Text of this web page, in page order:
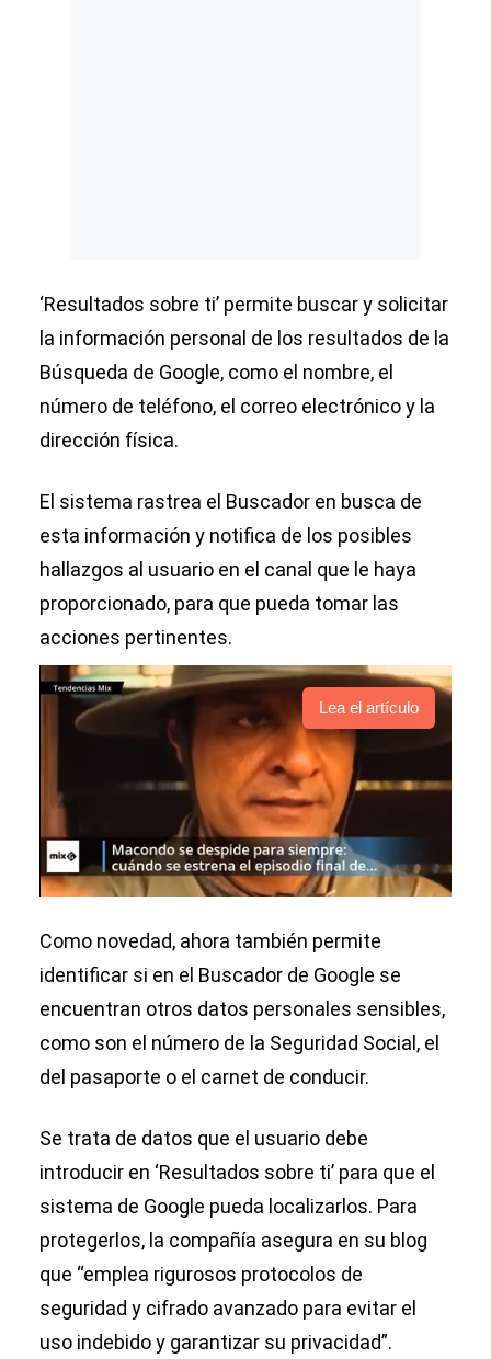
‘Resultados sobre ti’ permite buscar y solicitar
la información personal de los resultados de la
Búsqueda de Google, como el nombre, el
número de teléfono, el correo electrónico y la
dirección física.
El sistema rastrea el Buscador en busca de
esta información y notifica de los posibles
hallazgos al usuario en el canal que le haya
proporcionado, para que pueda tomar las
acciones pertinentes.
Lea el artículo
Como novedad, ahora también permite
identificar si en el Buscador de Google se
encuentran otros datos personales sensibles,
como son el número de la Seguridad Social, el
del pasaporte o el carnet de conducir.
Se trata de datos que el usuario debe
introducir en ‘Resultados sobre ti’ para que el
sistema de Google pueda localizarlos. Para
protegerlos, la compañía asegura en su blog
que “emplea rigurosos protocolos de
seguridad y cifrado avanzado para evitar el
uso indebido y garantizar su privacidad”.